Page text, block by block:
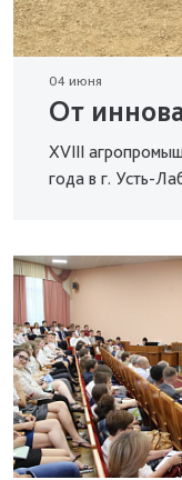
04 июня
От
XVIII
года в г. Усть-